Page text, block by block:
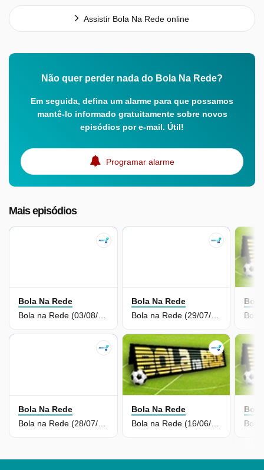
Assistir Bola Na Rede online
Não quer perder nada do Bola Na Rede?
Em seguida, defina um alarme para que possamos
mantê-lo informado gratuitamente sobre novos
episódios por e-mail. Útil!
Programar alarme
Mais episódios
Bola Na Rede
Bola na Rede (03/08/26) | Completo
Bola Na Rede
Bola na Rede (29/07/26) | Completo
Bola Na Rede
Bola Na Rede
Bola na Rede (16/06/26) | Completo
Bola
Bola